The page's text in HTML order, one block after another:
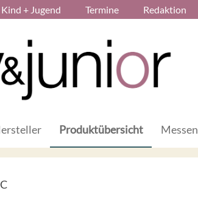
Kind + Jugend Termine Redaktion
Produktübersicht Messen